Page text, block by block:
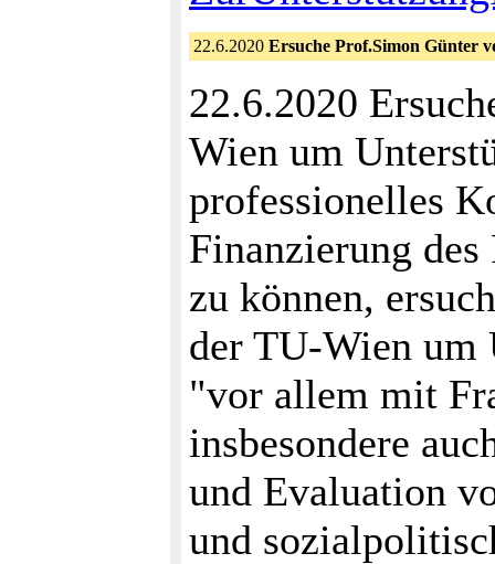
22.6.2020 Ersuche Prof.Simon Günter
22.6.2020
Wien um
professionelles
Finanzierung
zu können,
der TU-Wien um
"vor allem mit
insbesondere
und Evaluation
und